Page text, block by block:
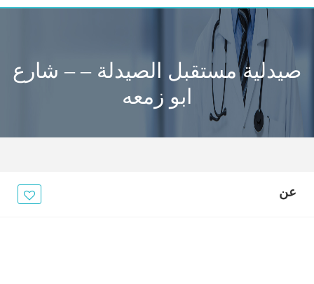
الرئيسة
عن ميدكس
صيدلية مستقبل الصيدلة – – شارع
ابو زمعه
عن